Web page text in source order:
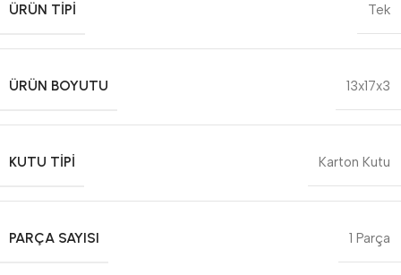
ÜRÜN TIPI Tek
ÜRÜN BOYUTU 13x17x3
KUTU TIPI Karton Kutu
PARÇA SAYISI 1 Parça